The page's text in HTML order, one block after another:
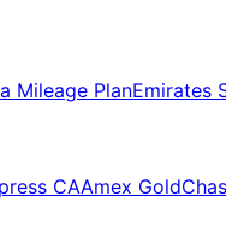
Mileage PlanEmirates
CAAmex Gold